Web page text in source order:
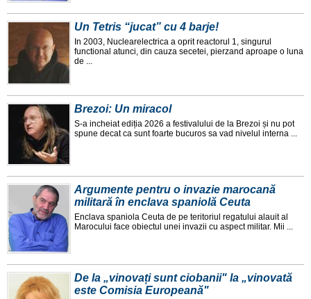
Un Tetris “jucat” cu 4 barje!
In 2003, Nuclearelectrica a oprit reactorul 1, singurul
functional atunci, din cauza secetei, pierzand aproape o luna
de ...
Brezoi: Un miracol
S-a incheiat ediția 2026 a festivalului de la Brezoi și nu pot
spune decat ca sunt foarte bucuros sa vad nivelul interna ...
Argumente pentru o invazie marocană
militară în enclava spaniolă Ceuta
Enclava spaniola Ceuta de pe teritoriul regatului alauit al
Marocului face obiectul unei invazii cu aspect militar. Mii ...
De la „vinovați sunt ciobanii" la „vinovată
este Comisia Europeană"